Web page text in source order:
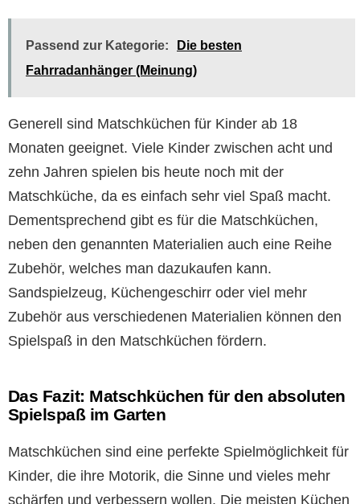
Passend zur Kategorie:
Die besten
Fahrradanhänger (Meinung)
Generell sind Matschküchen für Kinder ab 18
Monaten geeignet. Viele Kinder zwischen acht und
zehn Jahren spielen bis heute noch mit der
Matschküche, da es einfach sehr viel Spaß macht.
Dementsprechend gibt es für die Matschküchen,
neben den genannten Materialien auch eine Reihe
Zubehör, welches man dazukaufen kann.
Sandspielzeug, Küchengeschirr oder viel mehr
Zubehör aus verschiedenen Materialien können den
Spielspaß in den Matschküchen fördern.
Das Fazit: Matschküchen für den absoluten
Spielspaß im Garten
Matschküchen sind eine perfekte Spielmöglichkeit für
Kinder, die ihre Motorik, die Sinne und vieles mehr
schärfen und verbessern wollen. Die meisten Küchen